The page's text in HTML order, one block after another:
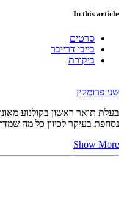
In this article
סרטים
בייבי דרייבר
ביקורת
שני פרומקין
בעלת תואר ראשון בקולנוע
נסחפת בעיקר לכיוון כל מה
Show More